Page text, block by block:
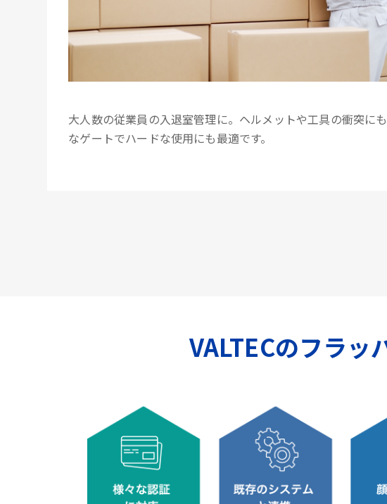
大人数の従業員の入退室管理に。ヘルメットや工具の衝突に
なゲートでハードな使用にも最適です。
VALTECのフラッ